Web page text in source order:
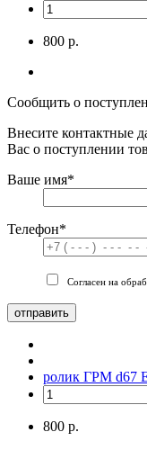
800 р.
Сообщить о
Внесите контактные
Вас о поступлении
Ваше имя*
Телефон*
Согласен на
отправить
ролик ГРМ d67
800 р.